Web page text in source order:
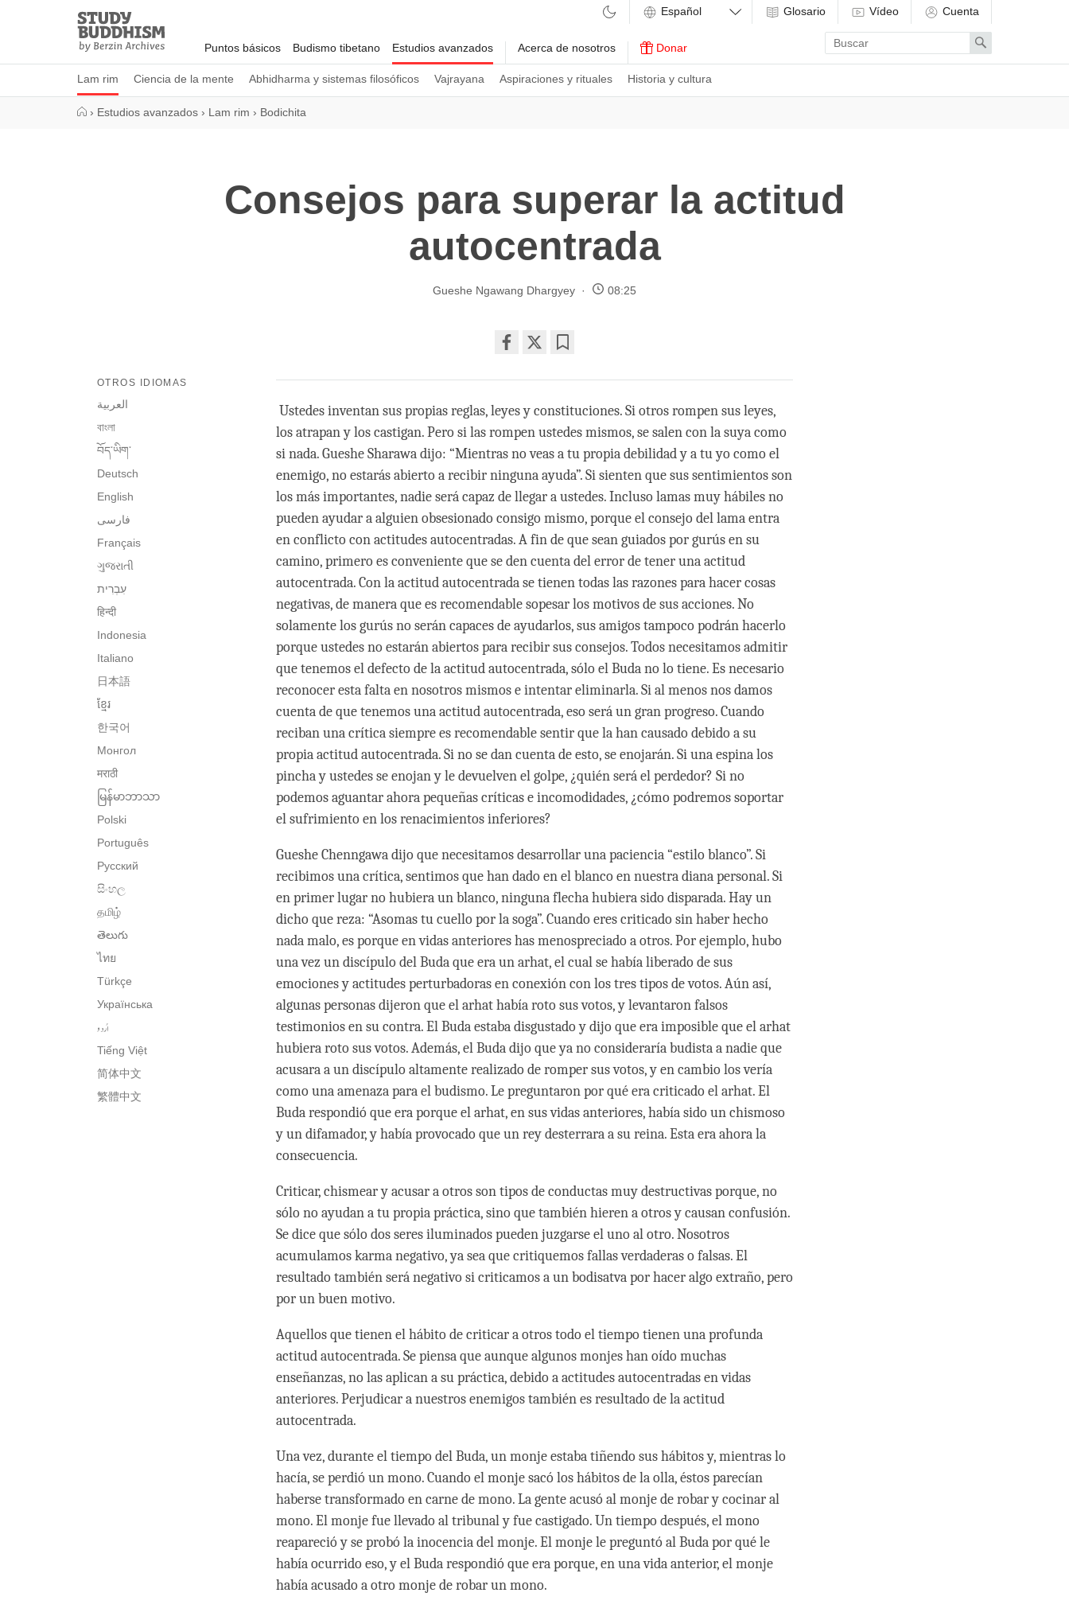
Study
Buddhism
Home
Puntos básicos Budismo tibetano Estudios avanzados
Lam rim Ciencia de la mente Abhidharma y sistemas filosóficos Vajrayana Aspiraciones y rituales Historia y cultura
Acerca de nosotros Donar
Glosario Vídeo Cuenta
Enter
search
term
Search
› Estudios avanzados › Lam rim › Bodichita
Consejos para superar la actitud
autocentrada
Gueshe Ngawang Dhargyey 08:25
on
facebook
OTROS IDIOMAS
العربية
বাংলা
བོད་ཡིག་
Deutsch
English
فارسی
Français
ગુજરાતી
हिन्दी
Indonesia
Italiano
日本語
ខ្មែរ
한국어
Монгол
मराठी
မြန်မာဘာသာ
Polski
Português
Русский
සිංහල
தமிழ்
తెలుగు
ไทย
Türkçe
Українська
اُردو
Tiếng Việt
简体中文
繁體中文
Ustedes inventan sus propias reglas, leyes y constituciones. Si otros rompen sus leyes,
los atrapan y los castigan. Pero si las rompen ustedes mismos, se salen con la suya como
si nada. Gueshe Sharawa dijo: “Mientras no veas a tu propia debilidad y a tu yo como el
enemigo, no estarás abierto a recibir ninguna ayuda”. Si sienten que sus sentimientos son
los más importantes, nadie será capaz de llegar a ustedes. Incluso lamas muy hábiles no
pueden ayudar a alguien obsesionado consigo mismo, porque el consejo del lama entra
en conflicto con actitudes autocentradas. A fin de que sean guiados por gurús en su
camino, primero es conveniente que se den cuenta del error de tener una actitud
autocentrada. Con la actitud autocentrada se tienen todas las razones para hacer cosas
negativas, de manera que es recomendable sopesar los motivos de sus acciones. No
solamente los gurús no serán capaces de ayudarlos, sus amigos tampoco podrán hacerlo
porque ustedes no estarán abiertos para recibir sus consejos. Todos necesitamos admitir
que tenemos el defecto de la actitud autocentrada, sólo el Buda no lo tiene. Es necesario
reconocer esta falta en nosotros mismos e intentar eliminarla. Si al menos nos damos
cuenta de que tenemos una actitud autocentrada, eso será un gran progreso. Cuando
reciban una crítica siempre es recomendable sentir que la han causado debido a su
propia actitud autocentrada. Si no se dan cuenta de esto, se enojarán. Si una espina los
pincha y ustedes se enojan y le devuelven el golpe, ¿quién será el perdedor? Si no
podemos aguantar ahora pequeñas críticas e incomodidades, ¿cómo podremos soportar
el sufrimiento en los renacimientos inferiores?
Gueshe Chenngawa dijo que necesitamos desarrollar una paciencia “estilo blanco”. Si
recibimos una crítica, sentimos que han dado en el blanco en nuestra diana personal. Si
en primer lugar no hubiera un blanco, ninguna flecha hubiera sido disparada. Hay un
dicho que reza: “Asomas tu cuello por la soga”. Cuando eres criticado sin haber hecho
nada malo, es porque en vidas anteriores has menospreciado a otros. Por ejemplo, hubo
una vez un discípulo del Buda que era un arhat, el cual se había liberado de sus
emociones y actitudes perturbadoras en conexión con los tres tipos de votos. Aún así,
algunas personas dijeron que el arhat había roto sus votos, y levantaron falsos
testimonios en su contra. El Buda estaba disgustado y dijo que era imposible que el arhat
hubiera roto sus votos. Además, el Buda dijo que ya no consideraría budista a nadie que
acusara a un discípulo altamente realizado de romper sus votos, y en cambio los vería
como una amenaza para el budismo. Le preguntaron por qué era criticado el arhat. El
Buda respondió que era porque el arhat, en sus vidas anteriores, había sido un chismoso
y un difamador, y había provocado que un rey desterrara a su reina. Esta era ahora la
consecuencia.
Criticar, chismear y acusar a otros son tipos de conductas muy destructivas porque, no
sólo no ayudan a tu propia práctica, sino que también hieren a otros y causan confusión.
Se dice que sólo dos seres iluminados pueden juzgarse el uno al otro. Nosotros
acumulamos karma negativo, ya sea que critiquemos fallas verdaderas o falsas. El
resultado también será negativo si criticamos a un bodisatva por hacer algo extraño, pero
por un buen motivo.
Aquellos que tienen el hábito de criticar a otros todo el tiempo tienen una profunda
actitud autocentrada. Se piensa que aunque algunos monjes han oído muchas
enseñanzas, no las aplican a su práctica, debido a actitudes autocentradas en vidas
anteriores. Perjudicar a nuestros enemigos también es resultado de la actitud
autocentrada.
Una vez, durante el tiempo del Buda, un monje estaba tiñendo sus hábitos y, mientras lo
hacía, se perdió un mono. Cuando el monje sacó los hábitos de la olla, éstos parecían
haberse transformado en carne de mono. La gente acusó al monje de robar y cocinar al
mono. El monje fue llevado al tribunal y fue castigado. Un tiempo después, el mono
reapareció y se probó la inocencia del monje. El monje le preguntó al Buda por qué le
había ocurrido eso, y el Buda respondió que era porque, en una vida anterior, el monje
había acusado a otro monje de robar un mono.